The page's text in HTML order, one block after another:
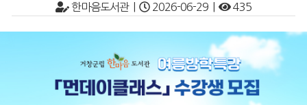
한마음도서관 | 2026-06-29 | 435